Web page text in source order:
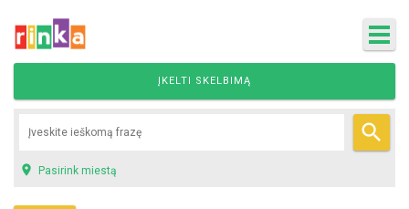
ĮKELTI SKELBIMĄ

 Pasirink miestą